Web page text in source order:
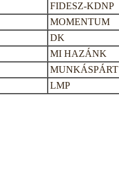
FIDESZ-KDNP
MOMENTUM
DK
MI HAZÁNK
MUNKÁSPÁRT
LMP